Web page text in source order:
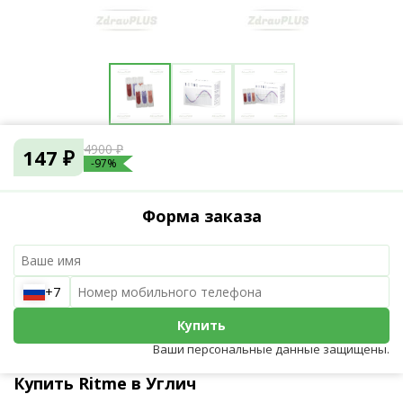
Купить Ritme в Углич
147 ₽ 4900 ₽
-97%
Форма заказа
+7
Купить
Ваши персональные данные защищены.